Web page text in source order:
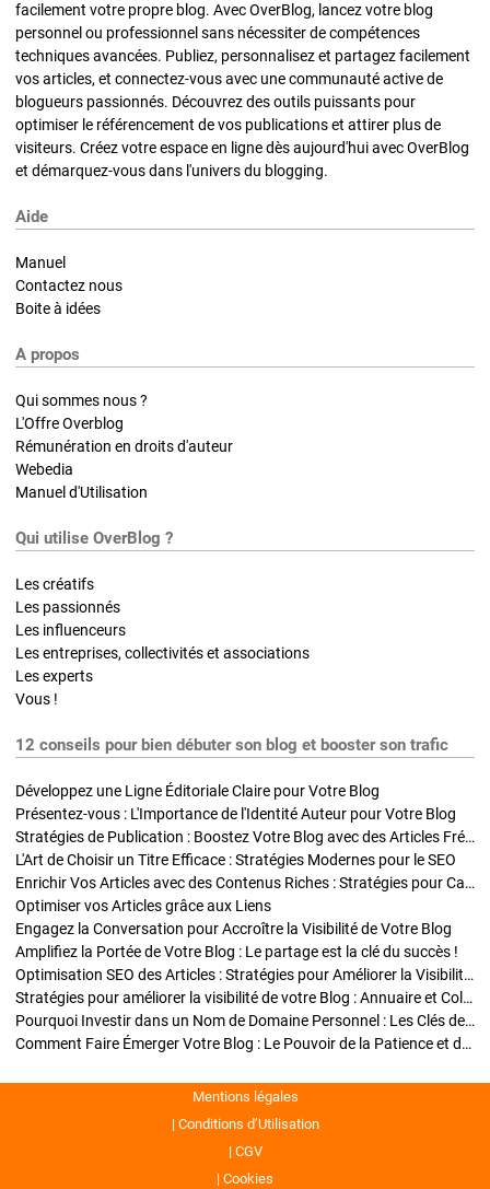
facilement votre propre blog. Avec OverBlog, lancez votre blog
personnel ou professionnel sans nécessiter de compétences
techniques avancées. Publiez, personnalisez et partagez facilement
vos articles, et connectez-vous avec une communauté active de
blogueurs passionnés. Découvrez des outils puissants pour
optimiser le référencement de vos publications et attirer plus de
visiteurs. Créez votre espace en ligne dès aujourd'hui avec OverBlog
et démarquez-vous dans l'univers du blogging.
Aide
Manuel
Contactez nous
Boite à idées
A propos
Qui sommes nous ?
L'Offre Overblog
Rémunération en droits d'auteur
Webedia
Manuel d'Utilisation
Qui utilise OverBlog ?
Les créatifs
Les passionnés
Les influenceurs
Les entreprises, collectivités et associations
Les experts
Vous !
12 conseils pour bien débuter son blog et booster son trafic
Développez une Ligne Éditoriale Claire pour Votre Blog
Présentez-vous : L'Importance de l'Identité Auteur pour Votre Blog
Stratégies de Publication : Boostez Votre Blog avec des Articles Fréquents et Exclusifs
L'Art de Choisir un Titre Efficace : Stratégies Modernes pour le SEO
Enrichir Vos Articles avec des Contenus Riches : Stratégies pour Captiver et Optimiser
Optimiser vos Articles grâce aux Liens
Engagez la Conversation pour Accroître la Visibilité de Votre Blog
Amplifiez la Portée de Votre Blog : Le partage est la clé du succès !
Optimisation SEO des Articles : Stratégies pour Améliorer la Visibilité de Votre Blog
Stratégies pour améliorer la visibilité de votre Blog : Annuaire et Collaborations
Pourquoi Investir dans un Nom de Domaine Personnel : Les Clés de la Réussite de Votre Blog
Comment Faire Émerger Votre Blog : Le Pouvoir de la Patience et de la Persévérance
Mentions légales
Conditions d’Utilisation
CGV
Cookies